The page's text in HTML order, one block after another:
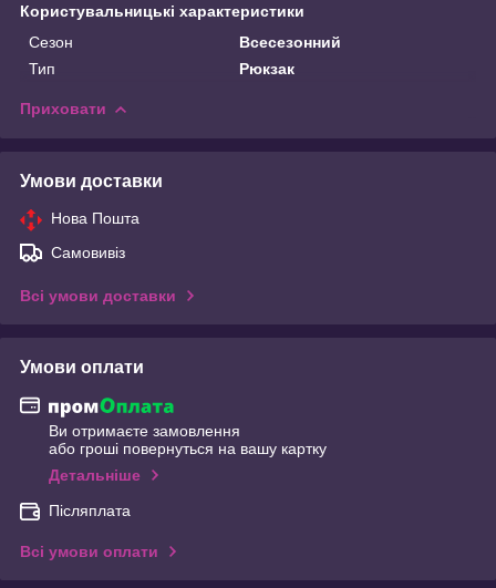
Користувальницькі характеристики
Сезон
Всесезонний
Тип
Рюкзак
Приховати
Умови доставки
Нова Пошта
Самовивіз
Всі умови доставки
Умови оплати
Ви отримаєте замовлення
або гроші повернуться на вашу картку
Детальніше
Післяплата
Всі умови оплати